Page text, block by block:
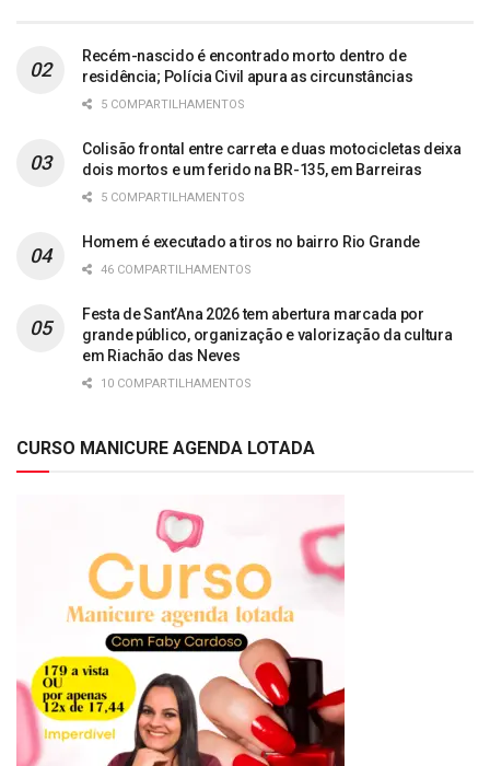
Recém-nascido é encontrado morto dentro de
residência; Polícia Civil apura as circunstâncias
5 COMPARTILHAMENTOS
Colisão frontal entre carreta e duas motocicletas deixa
dois mortos e um ferido na BR-135, em Barreiras
5 COMPARTILHAMENTOS
Homem é executado a tiros no bairro Rio Grande
46 COMPARTILHAMENTOS
Festa de Sant’Ana 2026 tem abertura marcada por
grande público, organização e valorização da cultura
em Riachão das Neves
10 COMPARTILHAMENTOS
CURSO MANICURE AGENDA LOTADA